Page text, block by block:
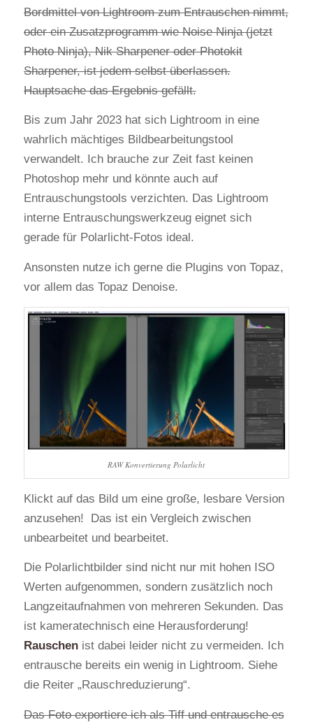
Bordmittel von Lightroom zum Entrauschen nimmt,
oder ein Zusatzprogramm wie Noise Ninja (jetzt
Photo Ninja), Nik Sharpener oder Photokit
Sharpener, ist jedem selbst überlassen.
Hauptsache das Ergebnis gefällt.
Bis zum Jahr 2023 hat sich Lightroom in eine
wahrlich mächtiges Bildbearbeitungstool
verwandelt. Ich brauche zur Zeit fast keinen
Photoshop mehr und könnte auch auf
Entrauschungstools verzichten. Das Lightroom
interne Entrauschungswerkzeug eignet sich
gerade für Polarlicht-Fotos ideal.
Ansonsten nutze ich gerne die Plugins von Topaz,
vor allem das Topaz Denoise.
RAW Konvertierung Polarlicht
Klickt auf das Bild um eine große, lesbare Version
anzusehen! Das ist ein Vergleich zwischen
unbearbeitet und bearbeitet.
Die Polarlichtbilder sind nicht nur mit hohen ISO
Werten aufgenommen, sondern zusätzlich noch
Langzeitaufnahmen von mehreren Sekunden. Das
ist kameratechnisch eine Herausforderung!
Rauschenist dabei leider nicht zu vermeiden. Ich
entrausche bereits ein wenig in Lightroom. Siehe
die Reiter „Rauschreduzierung“.
Das Foto exportiere ich als Tiff und entrausche es